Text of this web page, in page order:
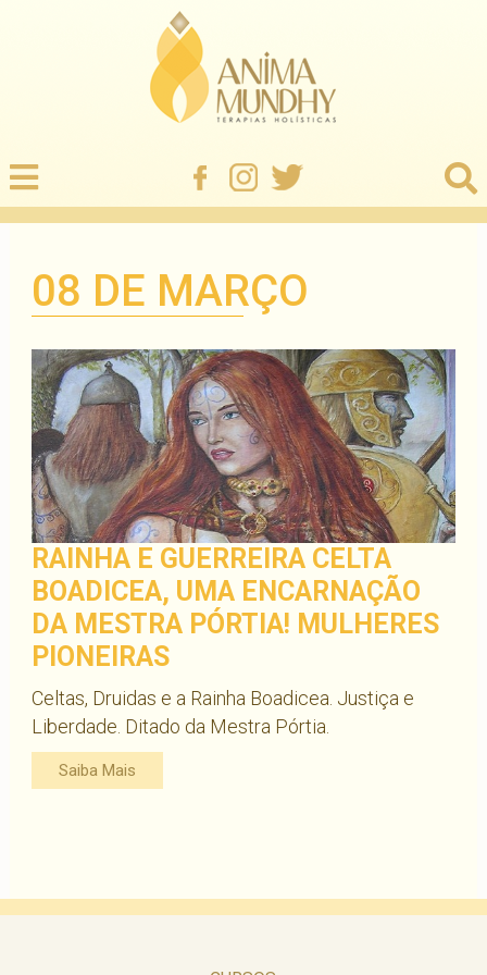
08 DE MARÇO
RAINHA E GUERREIRA CELTA
BOADICEA, UMA ENCARNAÇÃO
DA MESTRA PÓRTIA! MULHERES
PIONEIRAS
Celtas, Druidas e a Rainha Boadicea. Justiça e
Liberdade. Ditado da Mestra Pórtia.
Saiba Mais